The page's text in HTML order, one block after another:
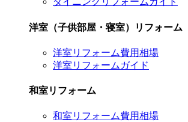
洋室（子供部屋・寝室）リフォーム
洋室リフォーム費用相場
洋室リフォームガイド
和室リフォーム
和室リフォーム費用相場